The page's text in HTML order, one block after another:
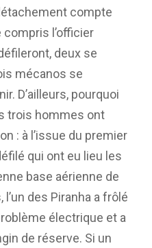
compte
l’officier
deux se
mécanos se
D’ailleurs, pourquoi
trois hommes ont
: à l’issue du premier
qui ont eu lieu les
base aérienne de
l’un des Piranha a frôlé
électrique et a
de réserve. Si un